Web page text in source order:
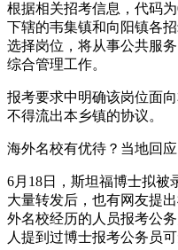
根据相关招考信息，代码
下辖的韦集镇和向阳镇各
选择岗位，将从事公共服
综合管理工作。
报考要求中明确该岗位面
不得流出本乡镇的协议。
海外名校有优待？当地回应
6月18日，斯坦福博士拟被
大量转发后，也有网友提
外名校经历的人员报考公
人提到过博士报考公务员可